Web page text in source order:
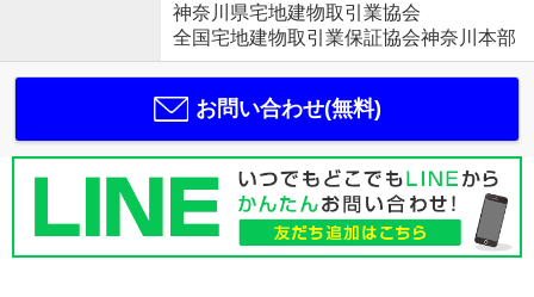
神奈川県宅地建物取引業協会
全国宅地建物取引業保証協会神奈川本部
お問い合わせ(無料)